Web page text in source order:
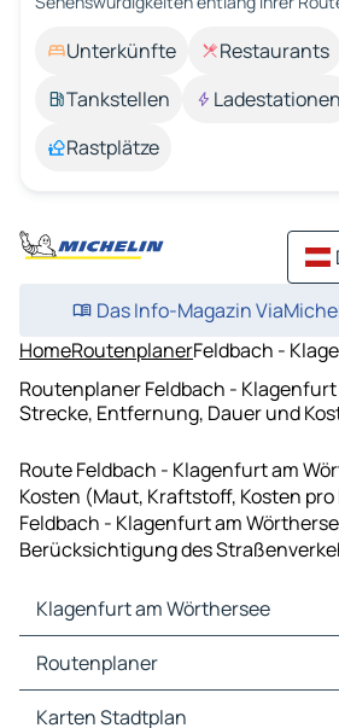
Unterkünfte Restaurants
Tankstellen
Ladestationen
Rastplätze
Das Info-Magazin
HomeRoutenplanerFeldbach -
Routenplaner Feldbach -
Strecke, Entfernung, Dauer und
Route Feldbach - Klagenfurt am
Kosten (Maut, Kraftstoff, Kosten
Feldbach - Klagenfurt am
Berücksichtigung des
Klagenfurt am Wörthersee
Klagenfurt am Wörthersee Karten
Klagenfurt am Wörthersee Verkehr
Klagenfurt am Wörthersee Hotels
Routenplaner
Routenplaner Klagenfurt am
Karten Stadtplan